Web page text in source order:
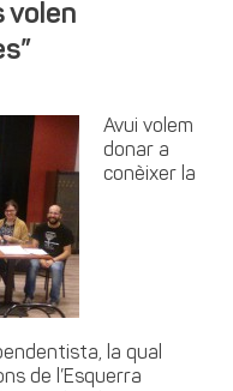
volen
Avui volem
donar a
conèixer la
la qual
de l’Esquerra